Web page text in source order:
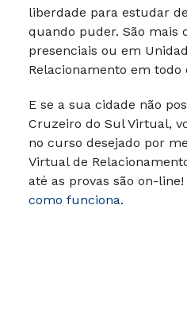
liberdade para estudar
quando puder. São mais
presenciais ou em
Relacionamento em todo
E se a sua cidade não
Cruzeiro do Sul Virtual,
no curso desejado por
Virtual de
até as provas são on-line!
como funciona.